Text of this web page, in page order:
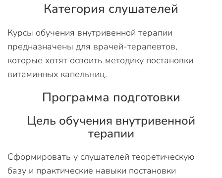
Категория слушателей
Курсы обучения внутривенной терапии
предназначены для врачей-терапевтов,
которые хотят освоить методику постановки
витаминных капельниц.
Программа подготовки
Цель обучения внутривенной
терапии
Сформировать у слушателей теоретическую
базу и практические навыки постановки